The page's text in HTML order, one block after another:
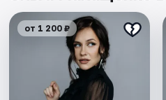
от 1 200 ₽